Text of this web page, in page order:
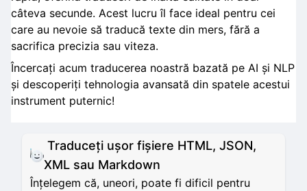
câteva secunde. Acest lucru îl face ideal pentru cei
care au nevoie să traducă texte din mers, fără a
sacrifica precizia sau viteza.
Încercați acum traducerea noastră bazată pe AI și NLP
și descoperiți tehnologia avansată din spatele acestui
instrument puternic!
Traduceți ușor fișiere HTML, JSON,
XML sau Markdown
Înțelegem că, uneori, poate fi dificil pentru